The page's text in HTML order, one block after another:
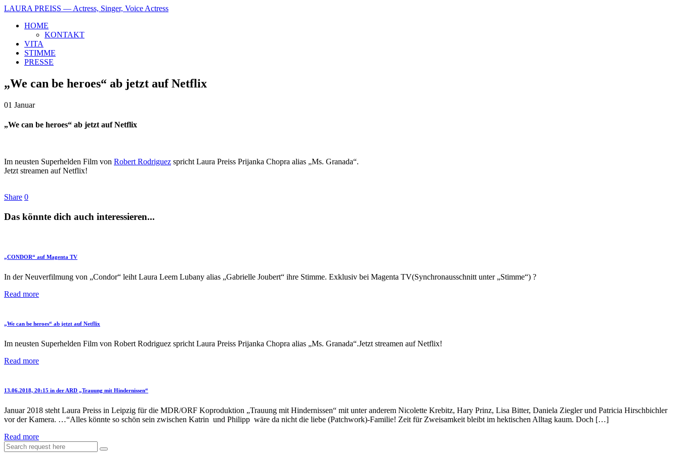
LAURA PREISS — Actress, Singer, Voice Actress
HOME
KONTAKT
VITA
STIMME
PRESSE
„We can be heroes“ ab jetzt auf Netflix
01 Januar
„We can be heroes“ ab jetzt auf Netflix
Im neusten Superhelden Film von Robert Rodriguez spricht Laura Preiss Prijanka Chopra alias „Ms. Granada“.
Jetzt streamen auf Netflix!
Share 0
Das könnte dich auch interessieren...
„CONDOR“ auf Magenta TV
In der Neuverfilmung von „Condor“ leiht Laura Leem Lubany alias „Gabrielle Joubert“ ihre Stimme. Exklusiv bei Magenta TV(Synchronausschnitt unter „Stimme“) ?
Read more
„We can be heroes“ ab jetzt auf Netflix
Im neusten Superhelden Film von Robert Rodriguez spricht Laura Preiss Prijanka Chopra alias „Ms. Granada“.Jetzt streamen auf Netflix!
Read more
13.06.2018, 20:15 in der ARD „Trauung mit Hindernissen“
Januar 2018 steht Laura Preiss in Leipzig für die MDR/ORF Koproduktion „Trauung mit Hindernissen“ mit unter anderem Nicolette Krebitz, Hary Prinz, Lisa Bitter, Daniela Ziegler und Patricia Hirschbichler
vor der Kamera. …“Alles könnte so schön sein zwischen Katrin und Philipp wäre da nicht die liebe (Patchwork)-Familie! Zeit für Zweisamkeit bleibt im hektischen Alltag kaum. Doch […]
Read more